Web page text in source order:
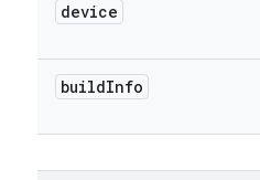
device
buildInfo